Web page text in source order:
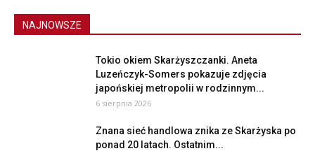
NAJNOWSZE
Tokio okiem Skarżyszczanki. Aneta
Luzeńczyk-Somers pokazuje zdjęcia
japońskiej metropolii w rodzinnym...
6 sierpnia 2026
Znana sieć handlowa znika ze Skarżyska po
ponad 20 latach. Ostatnim...